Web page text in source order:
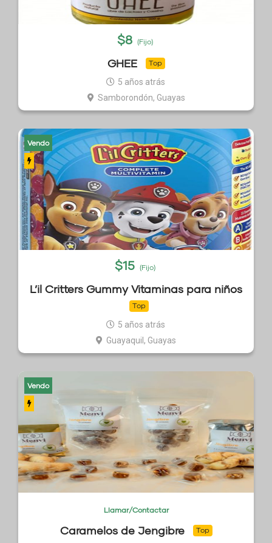
$8 (Fijo)
GHEE Top
5 años atrás
Samborondón, Guayas
Vendo
$15 (Fijo)
L’il Critters Gummy Vitaminas para niños
Top
5 años atrás
Guayaquil, Guayas
Vendo
Llamar/Contactar
Caramelos de Jengibre Top